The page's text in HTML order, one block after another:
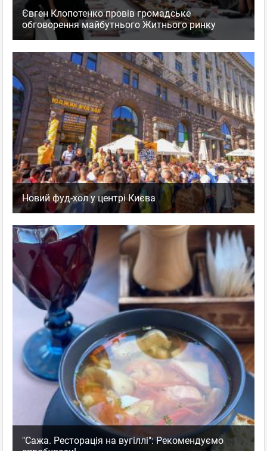
Євген Клопотенко провів громадське
обговорення майбутнього Житнього ринку
Новий фуд-хол у центрі Києва
"Сажа. Ресторація на вугіллі": Рекомендуємо